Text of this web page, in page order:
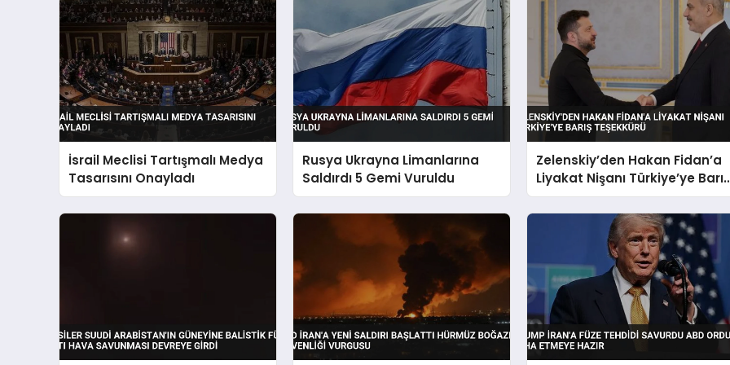
İsrail Meclisi Tartışmalı Medya
Tasarısını Onayladı
Rusya Ukrayna Limanlarına
Saldırdı 5 Gemi Vuruldu
Zelenskiy’den Hakan Fidan’a
Liyakat Nişanı Türkiye’ye Barış
Teşekkürü